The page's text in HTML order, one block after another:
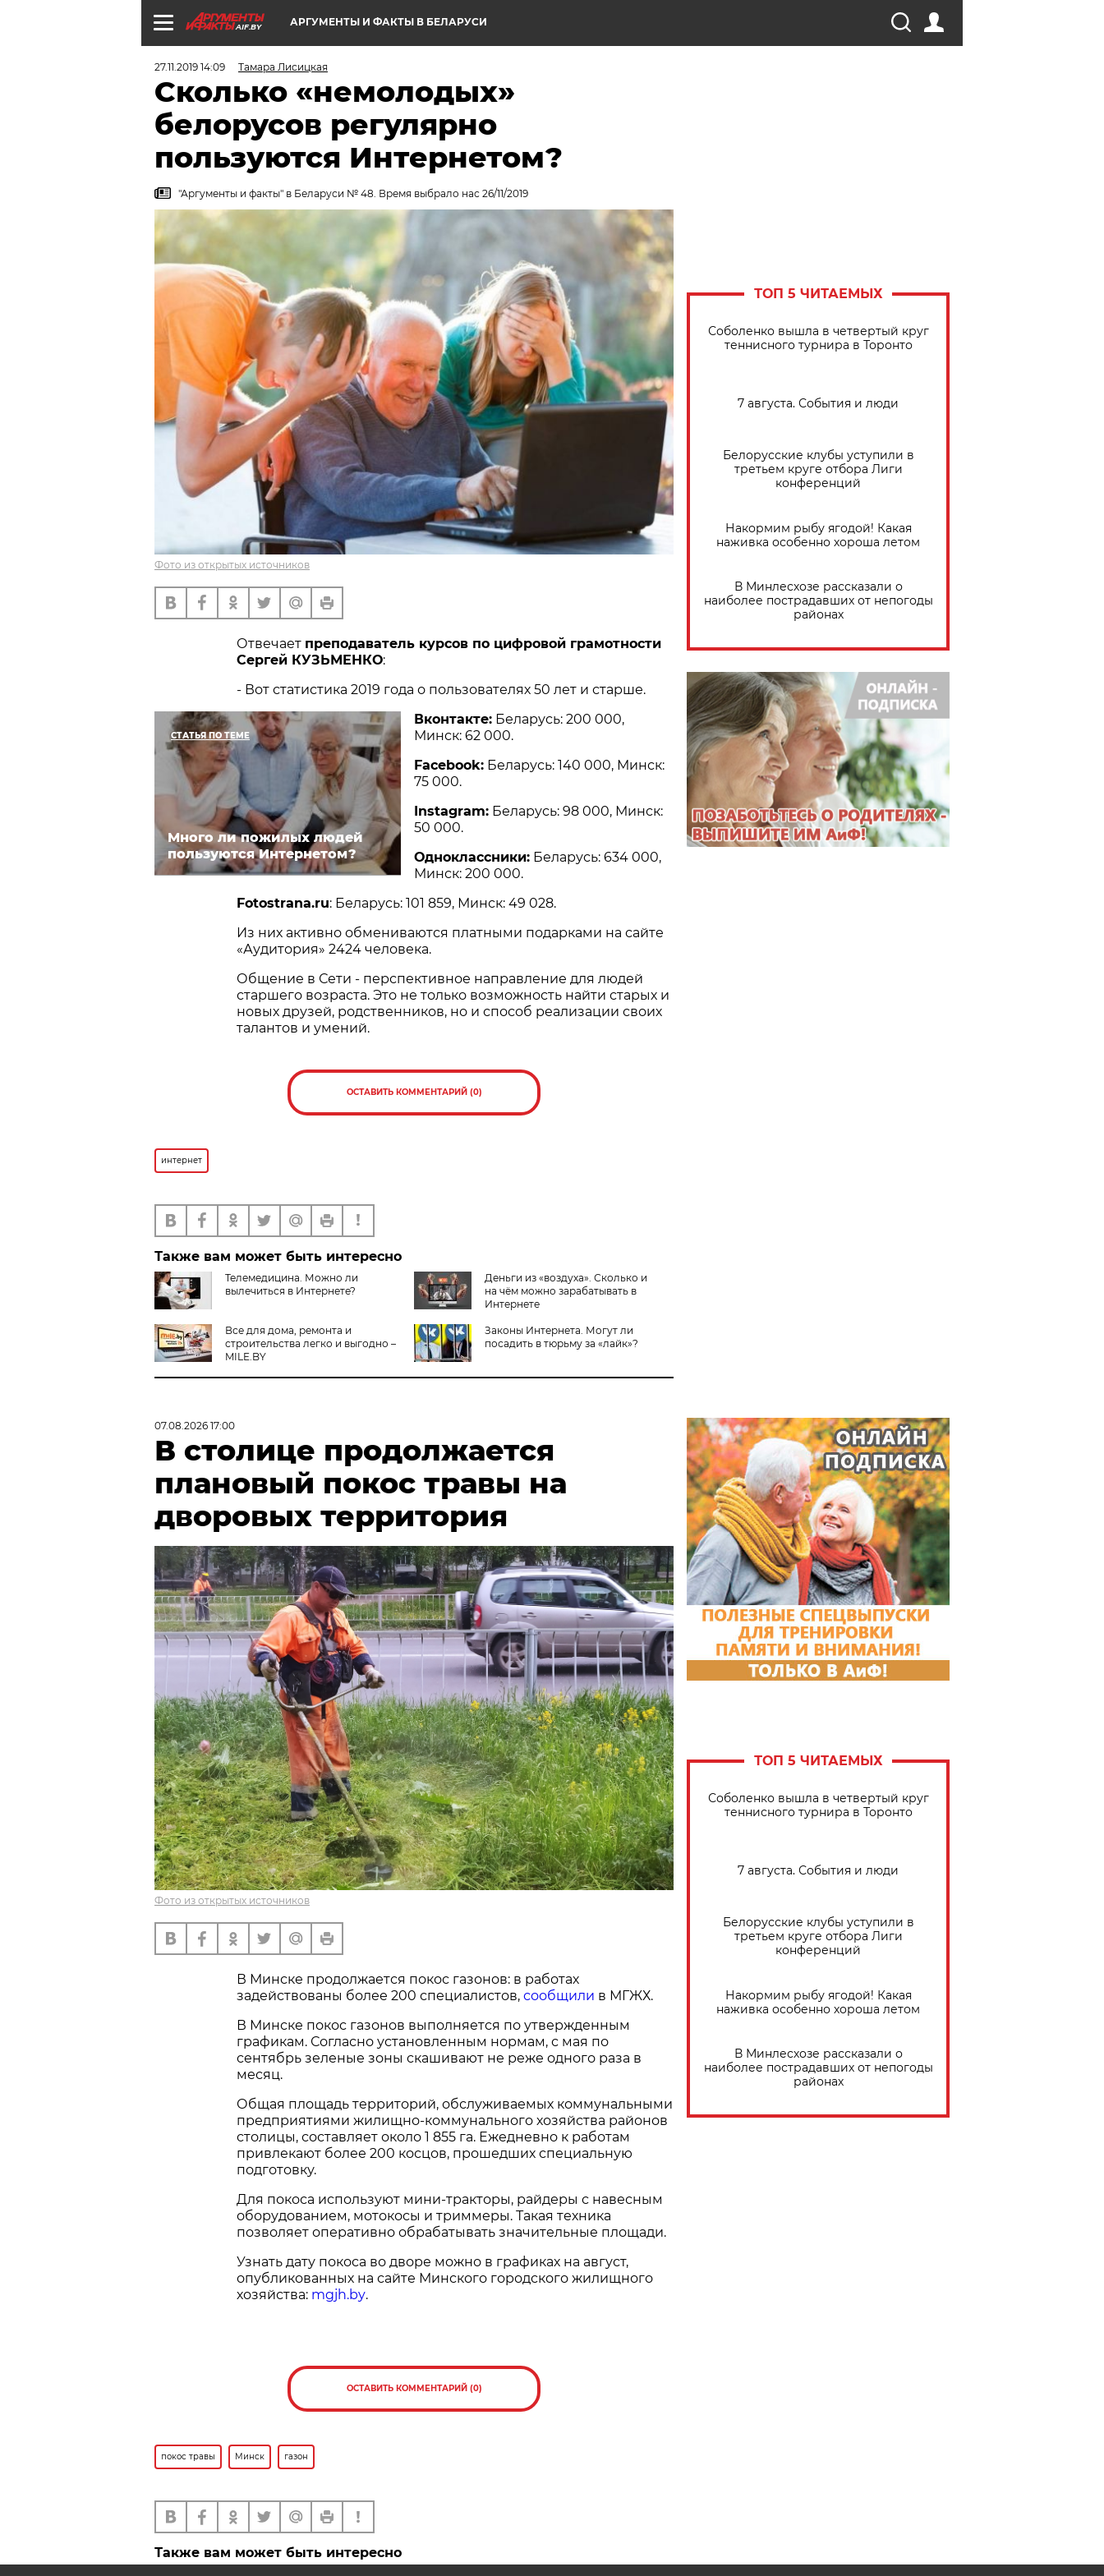
AIF.BY АРГУМЕНТЫ И ФАКТЫ В БЕЛАРУСИ
27.11.2019 14:09 Тамара Лисицкая
Сколько «немолодых»
белорусов регулярно
пользуются Интернетом?
"Аргументы и факты" в Беларуси № 48. Время выбрало нас 26/11/2019
Фото из открытых источников
Отвечает преподаватель курсов по цифровой грамотности
Сергей КУЗЬМЕНКО:
- Вот статистика 2019 года о пользователях 50 лет и старше.
СТАТЬЯ ПО ТЕМЕ
Много ли пожилых людей
пользуются Интернетом?
Вконтакте: Беларусь: 200 000,
Минск: 62 000.
Facebook: Беларусь: 140 000, Минск:
75 000.
Instagram: Беларусь: 98 000, Минск:
50 000.
Одноклассники: Беларусь: 634 000,
Минск: 200 000.
Fotostrana.ru: Беларусь: 101 859, Минск: 49 028.
Из них активно обмениваются платными подарками на сайте
«Аудитория» 2424 человека.
Общение в Сети - перспективное направление для людей
старшего возраста. Это не только возможность найти старых и
новых друзей, родственников, но и способ реализации своих
талантов и умений.
ОСТАВИТЬ КОММЕНТАРИЙ (0)
интернет
Также вам может быть интересно
Телемедицина. Можно ли
вылечиться в Интернете?
Деньги из «воздуха». Сколько и
на чём можно зарабатывать в
Интернете
Все для дома, ремонта и
строительства легко и выгодно –
MILE.BY
Законы Интернета. Могут ли
посадить в тюрьму за «лайк»?
ТОП 5 ЧИТАЕМЫХ
Соболенко вышла в четвертый круг
теннисного турнира в Торонто
7 августа. События и люди
Белорусские клубы уступили в
третьем круге отбора Лиги
конференций
Накормим рыбу ягодой! Какая
наживка особенно хороша летом
В Минлесхозе рассказали о
наиболее пострадавших от непогоды
районах
07.08.2026 17:00
В столице продолжается
плановый покос травы на
дворовых территория
Фото из открытых источников
В Минске продолжается покос газонов: в работах
задействованы более 200 специалистов, сообщили в МГЖХ.
В Минске покос газонов выполняется по утвержденным
графикам. Согласно установленным нормам, с мая по
сентябрь зеленые зоны скашивают не реже одного раза в
месяц.
Общая площадь территорий, обслуживаемых коммунальными
предприятиями жилищно-коммунального хозяйства районов
столицы, составляет около 1 855 га. Ежедневно к работам
привлекают более 200 косцов, прошедших специальную
подготовку.
Для покоса используют мини-тракторы, райдеры с навесным
оборудованием, мотокосы и триммеры. Такая техника
позволяет оперативно обрабатывать значительные площади.
Узнать дату покоса во дворе можно в графиках на август,
опубликованных на сайте Минского городского жилищного
хозяйства: mgjh.by.
ОСТАВИТЬ КОММЕНТАРИЙ (0)
покос травы Минск газон
Также вам может быть интересно
ТОП 5 ЧИТАЕМЫХ
Соболенко вышла в четвертый круг
теннисного турнира в Торонто
7 августа. События и люди
Белорусские клубы уступили в
третьем круге отбора Лиги
конференций
Накормим рыбу ягодой! Какая
наживка особенно хороша летом
В Минлесхозе рассказали о
наиболее пострадавших от непогоды
районах